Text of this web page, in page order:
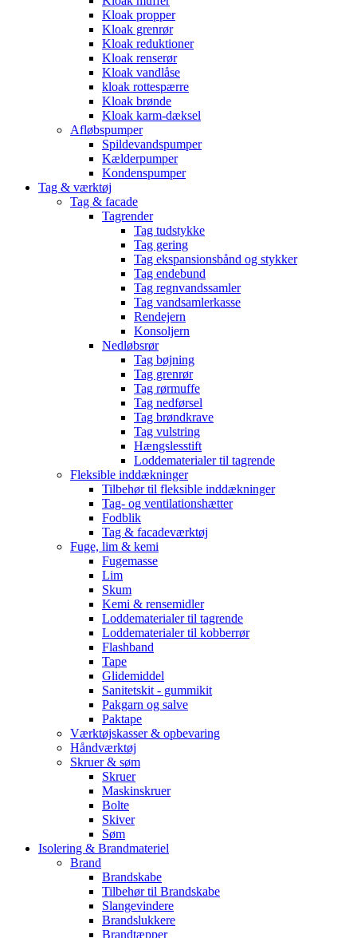
Kloak propper
Kloak grenrør
Kloak reduktioner
Kloak renserør
Kloak vandlåse
kloak rottespærre
Kloak brønde
Kloak karm-dæksel
Afløbspumper
Spildevandspumper
Kælderpumper
Kondenspumper
Tag & værktøj
Tag & facade
Tagrender
Tag tudstykke
Tag gering
Tag ekspansionsbånd og stykker
Tag endebund
Tag regnvandssamler
Tag vandsamlerkasse
Rendejern
Konsoljern
Nedløbsrør
Tag bøjning
Tag grenrør
Tag rørmuffe
Tag nedførsel
Tag brøndkrave
Tag vulstring
Hængslesstift
Loddematerialer til tagrende
Fleksible inddækninger
Tilbehør til fleksible inddækninger
Tag- og ventilationshætter
Fodblik
Tag & facadeværktøj
Fuge, lim & kemi
Fugemasse
Lim
Skum
Kemi & rensemidler
Loddematerialer til tagrende
Loddematerialer til kobberrør
Flashband
Tape
Glidemiddel
Sanitetskit - gummikit
Pakgarn og salve
Paktape
Værktøjskasser & opbevaring
Håndværktøj
Skruer & søm
Skruer
Maskinskruer
Bolte
Skiver
Søm
Isolering & Brandmateriel
Brand
Brandskabe
Tilbehør til Brandskabe
Slangevindere
Brandslukkere
Brandtæpper